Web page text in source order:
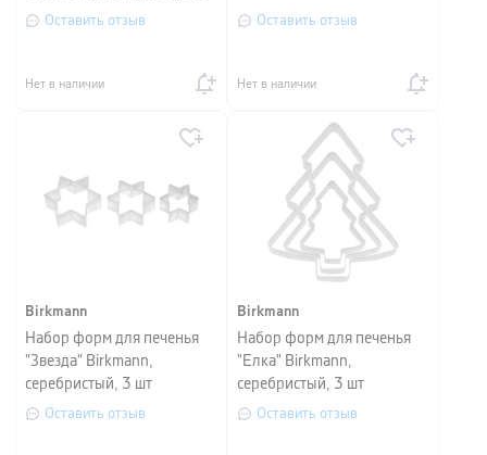
см, черный
Оставить отзыв
Нет в наличии
Оставить отзыв
Нет в наличии
Birkmann
Набор форм для печенья
"Звезда" Birkmann,
серебристый, 3 шт
Оставить отзыв
Birkmann
Набор форм для печенья
"Елка" Birkmann,
серебристый, 3 шт
Оставить отзыв